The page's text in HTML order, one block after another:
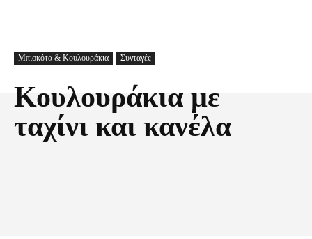
Μπισκότα & Κουλουράκια Συνταγές
Κουλουράκια με
ταχίνι και κανέλα